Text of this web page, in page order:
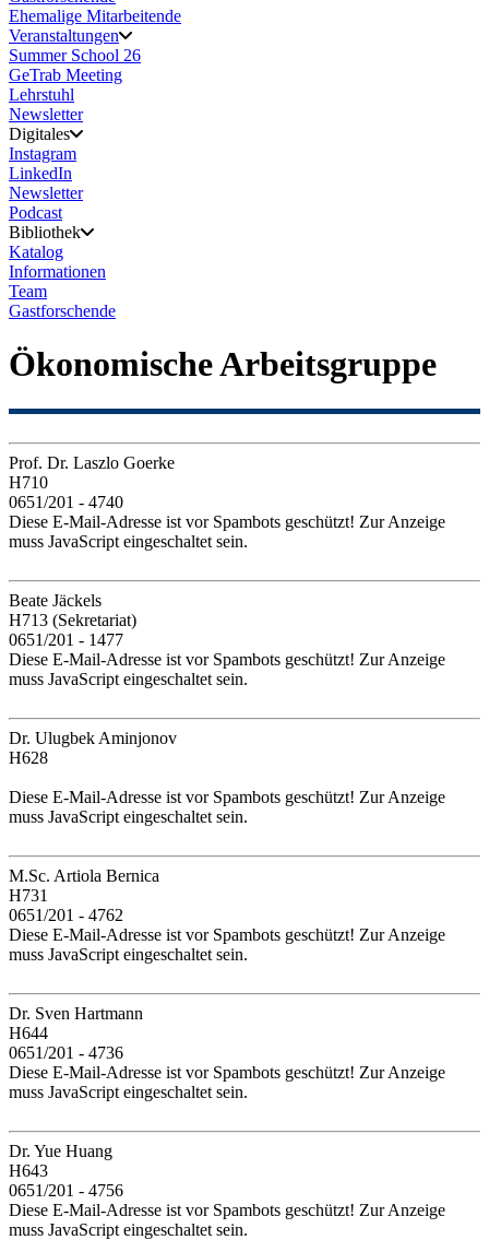
Ehemalige Mitarbeitende
Veranstaltungen
Summer School 26
GeTrab Meeting
Lehrstuhl
Newsletter
Digitales
Instagram
LinkedIn
Newsletter
Podcast
Bibliothek
Katalog
Informationen
Team
Gastforschende
Ökonomische Arbeitsgruppe
Prof. Dr. Laszlo Goerke
H710
0651/201 - 4740
Diese E-Mail-Adresse ist vor Spambots geschützt! Zur Anzeige
muss JavaScript eingeschaltet sein.
Beate Jäckels
H713 (Sekretariat)
0651/201 - 1477
Diese E-Mail-Adresse ist vor Spambots geschützt! Zur Anzeige
muss JavaScript eingeschaltet sein.
Dr. Ulugbek Aminjonov
H628
Diese E-Mail-Adresse ist vor Spambots geschützt! Zur Anzeige
muss JavaScript eingeschaltet sein.
M.Sc. Artiola Bernica
H731
0651/201 - 4762
Diese E-Mail-Adresse ist vor Spambots geschützt! Zur Anzeige
muss JavaScript eingeschaltet sein.
Dr. Sven Hartmann
H644
0651/201 - 4736
Diese E-Mail-Adresse ist vor Spambots geschützt! Zur Anzeige
muss JavaScript eingeschaltet sein.
Dr. Yue Huang
H643
0651/201 - 4756
Diese E-Mail-Adresse ist vor Spambots geschützt! Zur Anzeige
muss JavaScript eingeschaltet sein.